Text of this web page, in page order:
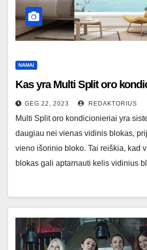
NAMAI
Kas yra Multi Split oro
GEG 22, 2023 REDAKTORIUS
Multi Split oro kondicionieriai yra
daugiau nei vienas vidinis blokas,
vieno išorinio bloko. Tai reiškia, kad
blokas gali aptarnauti kelis vidinius